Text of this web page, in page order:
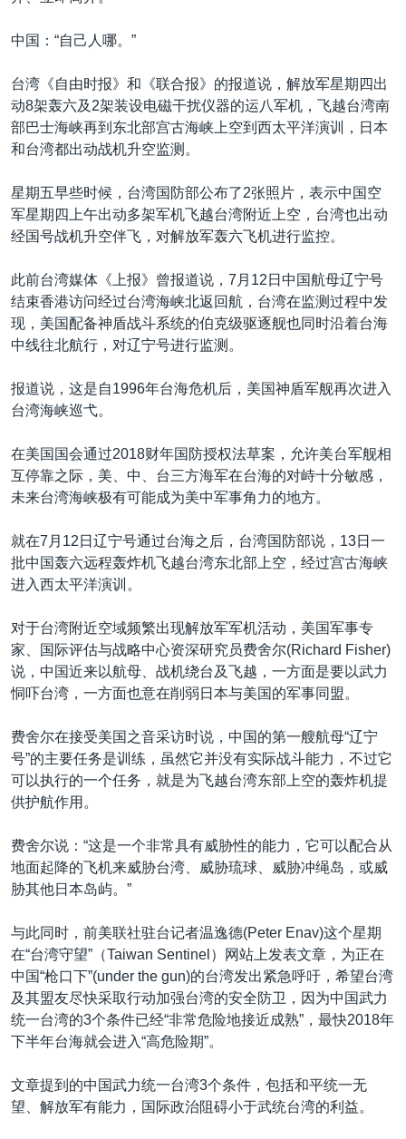
中国：“自己人哪。”
台湾《自由时报》和《联合报》的报道说，解放军星期四出
动8架轰六及2架装设电磁干扰仪器的运八军机，飞越台湾南
部巴士海峡再到东北部宫古海峡上空到西太平洋演训，日本
和台湾都出动战机升空监测。
星期五早些时候，台湾国防部公布了2张照片，表示中国空
军星期四上午出动多架军机飞越台湾附近上空，台湾也出动
经国号战机升空伴飞，对解放军轰六飞机进行监控。
此前台湾媒体《上报》曾报道说，7月12日中国航母辽宁号
结束香港访问经过台湾海峡北返回航，台湾在监测过程中发
现，美国配备神盾战斗系统的伯克级驱逐舰也同时沿着台海
中线往北航行，对辽宁号进行监测。
报道说，这是自1996年台海危机后，美国神盾军舰再次进入
台湾海峡巡弋。
在美国国会通过2018财年国防授权法草案，允许美台军舰相
互停靠之际，美、中、台三方海军在台海的对峙十分敏感，
未来台湾海峡极有可能成为美中军事角力的地方。
就在7月12日辽宁号通过台海之后，台湾国防部说，13日一
批中国轰六远程轰炸机飞越台湾东北部上空，经过宫古海峡
进入西太平洋演训。
对于台湾附近空域频繁出现解放军军机活动，美国军事专
家、国际评估与战略中心资深研究员费舍尔(Richard Fisher)
说，中国近来以航母、战机绕台及飞越，一方面是要以武力
恫吓台湾，一方面也意在削弱日本与美国的军事同盟。
费舍尔在接受美国之音采访时说，中国的第一艘航母“辽宁
号”的主要任务是训练，虽然它并没有实际战斗能力，不过它
可以执行的一个任务，就是为飞越台湾东部上空的轰炸机提
供护航作用。
费舍尔说：“这是一个非常具有威胁性的能力，它可以配合从
地面起降的飞机来威胁台湾、威胁琉球、威胁冲绳岛，或威
胁其他日本岛屿。”
与此同时，前美联社驻台记者温逸德(Peter Enav)这个星期
在“台湾守望”（Taiwan Sentinel）网站上发表文章，为正在
中国“枪口下”(under the gun)的台湾发出紧急呼吁，希望台湾
及其盟友尽快采取行动加强台湾的安全防卫，因为中国武力
统一台湾的3个条件已经“非常危险地接近成熟”，最快2018年
下半年台海就会进入“高危险期”。
文章提到的中国武力统一台湾3个条件，包括和平统一无
望、解放军有能力，国际政治阻碍小于武统台湾的利益。